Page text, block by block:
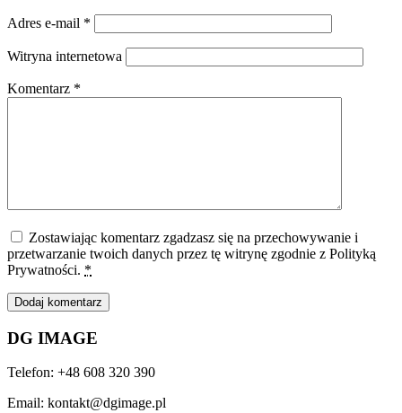
Adres e-mail *
Witryna internetowa
Komentarz *
Zostawiając komentarz zgadzasz się na przechowywanie i
przetwarzanie twoich danych przez tę witrynę zgodnie z Polityką
Prywatności. *
DG IMAGE
Telefon: +48 608 320 390
Email: kontakt@dgimage.pl